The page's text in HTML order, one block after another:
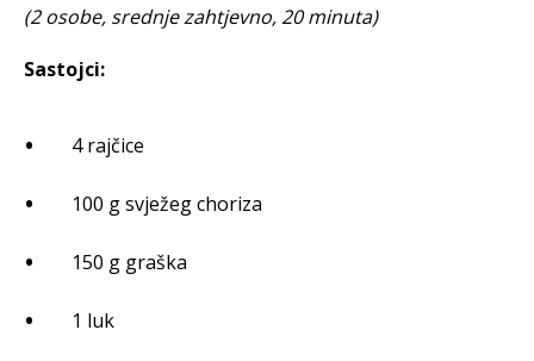
(2 osobe, srednje zahtjevno, 20 minuta)
Sastojci:
4 rajčice
100 g svježeg choriza
150 g graška
1 luk